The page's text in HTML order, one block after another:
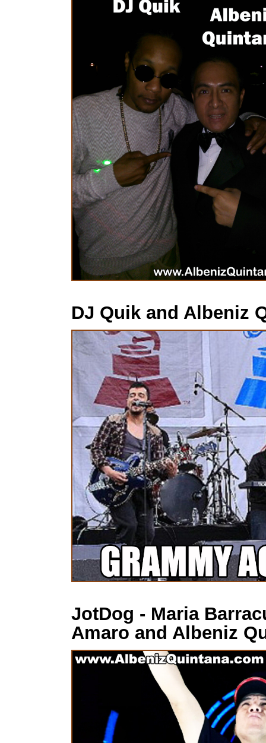
DJ Quik and Albeniz
JotDog - Maria
Amaro and Albeniz